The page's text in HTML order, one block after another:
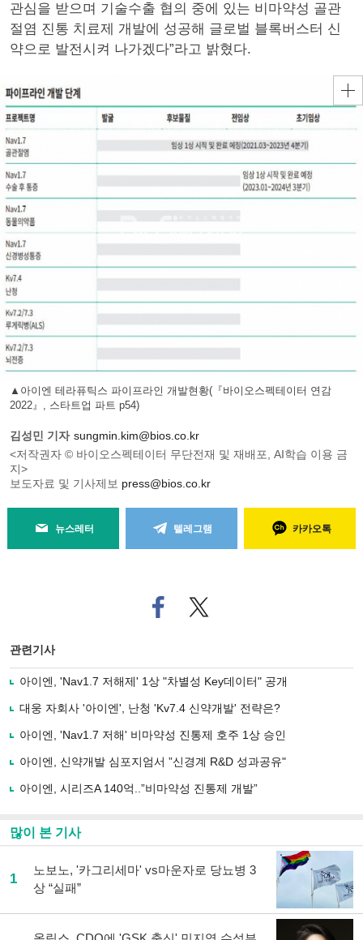
관심을 받으며 기술수출 협의 중에 있는 비마약성 골관
절염 진통 치료제 개발에 성공해 글로벌 블록버스터 신
약으로 발전시켜 나가겠다”라고 밝혔다.
▲아이엔 테라퓨틱스 파이프라인 개발현황(『바이오스펙테이터 연감
2022』, 스타트업 파트 p54)
김성민 기자 sungmin.kim@bios.co.kr
<저작권자 © 바이오스펙테이터 무단전재 및 재배포, AI학습 이용 금
지>
보도자료 및 기사제보 press@bios.co.kr
뉴스레터 텔레그램 카카오톡
페
이
로
기
사
유
기
트위
터로
관련기사
아이엔, 'Nav1.7 저해제' 1상 "차별성 Key데이터" 공개
대웅 자회사 '아이엔', 난청 'Kv7.4 신약개발' 전략은?
아이엔, 'Nav1.7 저해' 비마약성 진통제 호주 1상 승인
아이엔, 신약개발 심포지엄서 ”신경계 R&D 성과공유"
아이엔, 시리즈A 140억..”비마약성 진통제 개발”
많이 본 기사
1
노보노, '카그리세마' vs마운자로 당뇨병 3
상 “실패”